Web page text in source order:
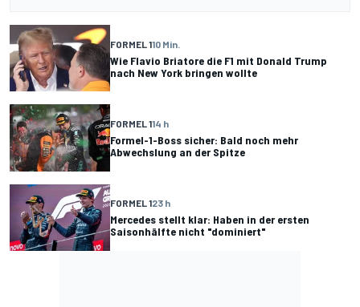
FORMEL 110 Min.
Wie Flavio Briatore die F1 mit Donald Trump
nach New York bringen wollte
FORMEL 114 h
Formel-1-Boss sicher: Bald noch mehr
Abwechslung an der Spitze
FORMEL 123 h
Mercedes stellt klar: Haben in der ersten
Saisonhälfte nicht "dominiert"